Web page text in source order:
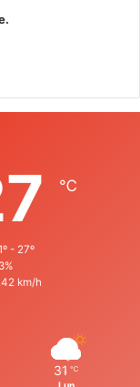
℃
- 27º
km/h
31 ℃